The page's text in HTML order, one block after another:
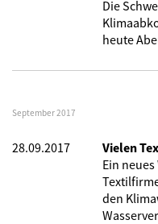
Die
heute
September 2017
28.09.2017
Vielen
Ein
den